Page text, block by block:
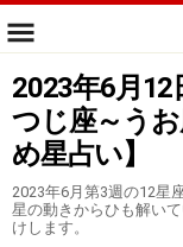
2023年6月
つじ座～う
め星占い】
2023年6月第3週の12星
星の動きからひも解い
けします。